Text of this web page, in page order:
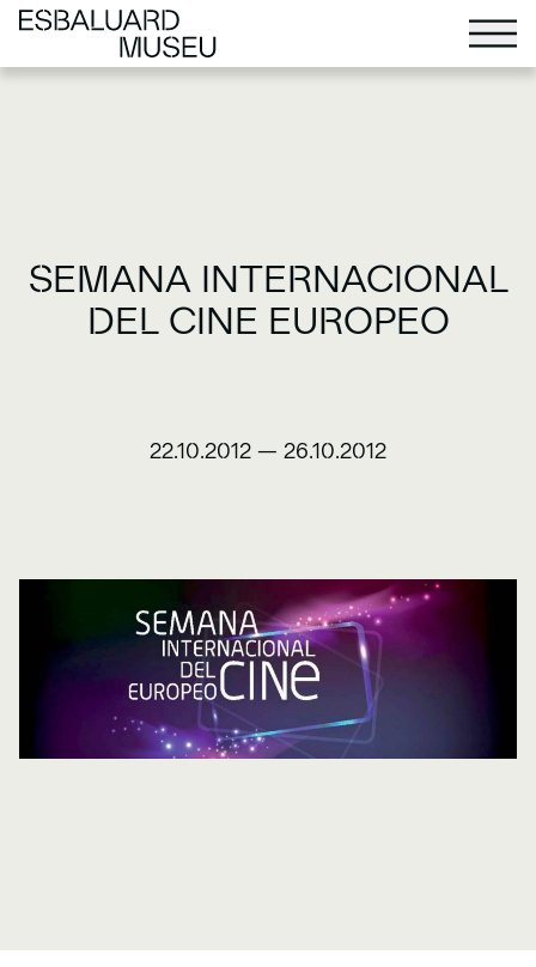
SEMANA INTERNACIONAL
DEL CINE EUROPEO
22.10.2012 — 26.10.2012